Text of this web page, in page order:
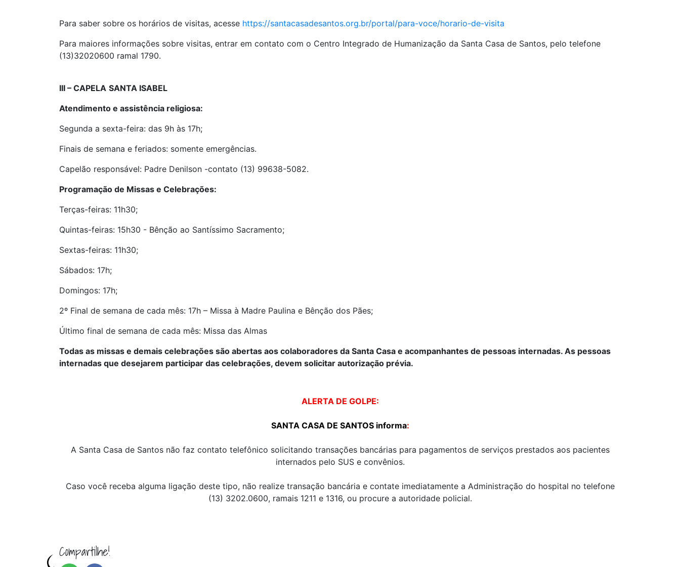
Para saber sobre os horários de visitas, acesse https://santacasadesantos.org.br/portal/para-voce/horario-de-visita
Para maiores informações sobre visitas, entrar em contato com o Centro Integrado de Humanização da Santa Casa de Santos, pelo telefone
(13)32020600 ramal 1790.
III – CAPELA SANTA ISABEL
Atendimento e assistência religiosa:
Segunda a sexta-feira: das 9h às 17h;
Finais de semana e feriados: somente emergências.
Capelão responsável: Padre Denilson -contato (13) 99638-5082.
Programação de Missas e Celebrações:
Terças-feiras: 11h30;
Quintas-feiras: 15h30 - Bênção ao Santíssimo Sacramento;
Sextas-feiras: 11h30;
Sábados: 17h;
Domingos: 17h;
2º Final de semana de cada mês: 17h – Missa à Madre Paulina e Bênção dos Pães;
Último final de semana de cada mês: Missa das Almas
Todas as missas e demais celebrações são abertas aos colaboradores da Santa Casa e acompanhantes de pessoas internadas. As pessoas
internadas que desejarem participar das celebrações, devem solicitar autorização prévia.
ALERTA DE GOLPE:
SANTA CASA DE SANTOS informa:
A Santa Casa de Santos não faz contato telefônico solicitando transações bancárias para pagamentos de serviços prestados aos pacientes
internados pelo SUS e convênios.
Caso você receba alguma ligação deste tipo, não realize transação bancária e contate imediatamente a Administração do hospital no telefone
(13) 3202.0600, ramais 1211 e 1316, ou procure a autoridade policial.
Compartilhe!